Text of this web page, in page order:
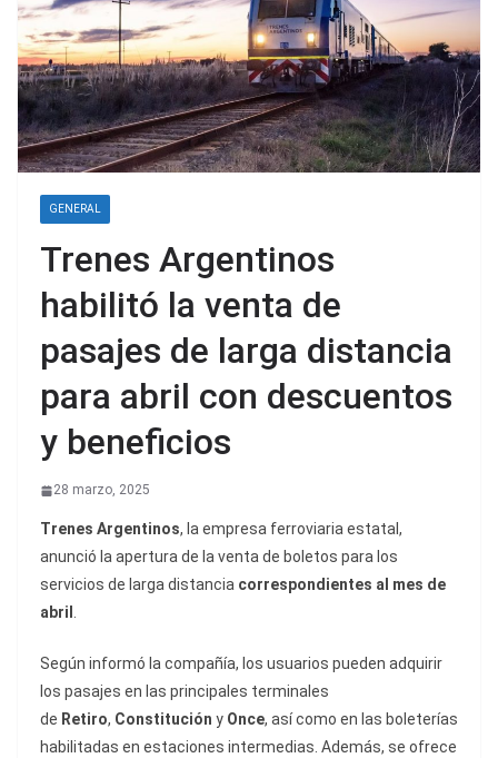
GENERAL
Trenes Argentinos
habilitó la venta de
pasajes de larga distancia
para abril con descuentos
y beneficios
28 marzo, 2025
Trenes Argentinos, la empresa ferroviaria estatal,
anunció la apertura de la venta de boletos para los
servicios de larga distancia correspondientes al mes de
abril .
Según informó la compañía, los usuarios pueden adquirir
los pasajes en las principales terminales
de Retiro, Constitución y Once, así como en las boleterías
habilitadas en estaciones intermedias. Además, se ofrece